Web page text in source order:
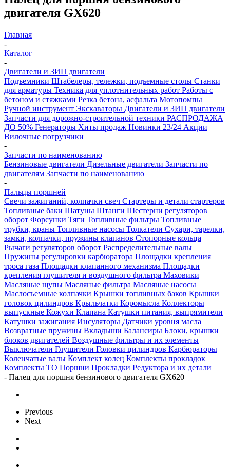
двигателя GX620
Главная
-
Каталог
-
Двигатели и ЗИП двигатели
Подъемники Штабелеры, тележки, подъемные столы Станки
для арматуры Техника для уплотнительных работ Работы с
бетоном и стяжками Резка бетона, асфальта Мотопомпы
Ручной инструмент Экскаваторы Двигатели и ЗИП двигатели
Запчасти для дорожно-строительной техники РАСПРОДАЖА
ДО 50% Генераторы Хиты продаж Новинки 23/24 Акции
Вилочные погрузчики
-
Запчасти по наименованию
Бензиновые двигатели Дизельные двигатели Запчасти по
двигателям Запчасти по наименованию
-
Пальцы поршней
Свечи зажиганий, колпачки свеч Стартеры и детали стартеров
Топливные баки Шатуны Штанги Шестерни регуляторов
оборот Форсунки Тяги Топливные фильтры Топливные
трубки, краны Топливные насосы Толкатели Сухари, тарелки,
замки, колпачки, пружины клапанов Стопорные кольца
Рычаги регуляторов оборот Распределительные валы
Пружины регулировки карбюратора Площадки крепления
троса газа Площадки клапанного механизма Площадки
крепления глушителя и воздушного фильтра Маховики
Масляные щупы Масляные фильтра Масляные насосы
Маслосъемные колпачки Крышки топливных баков Крышки
головок цилиндров Крыльчатки Коромысла Коллекторы
выпускные Кожухи Клапана Катушки питания, выпрямители
Катушки зажигания Инсуляторы Датчики уровня масла
Возвратные пружины Вкладыши Балансиры Блоки, крышки
блоков двигателей Воздушные фильтры и их элементы
Выключатели Глушители Головки цилиндров Карбюраторы
Коленчатые валы Комплект колец Комплекты прокладок
Комплекты ТО Поршни Прокладки Редуктора и их детали
- Палец для поршня бензинового двигателя GX620
Previous
Next